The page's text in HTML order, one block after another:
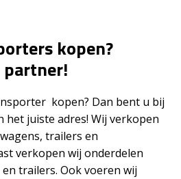
kopen?
partner!
kopen? Dan bent u bij
het juiste adres! Wij verkopen
trailers en
verkopen wij onderdelen
trailers. Ook voeren wij